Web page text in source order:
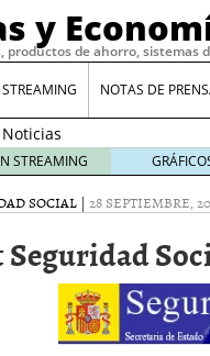
y
productos de ahorro, sistemas
NOTAS DE
Noticias
de XRP
por qué
las
de
whales
STREAMING
SOCIAL | 28 SEPTIEMBRE,